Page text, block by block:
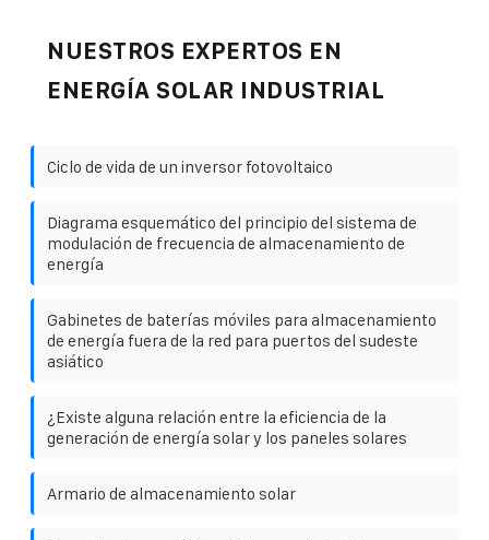
NUESTROS EXPERTOS EN
ENERGÍA SOLAR INDUSTRIAL
Ciclo de vida de un inversor fotovoltaico
Diagrama esquemático del principio del sistema de
modulación de frecuencia de almacenamiento de
energía
Gabinetes de baterías móviles para almacenamiento
de energía fuera de la red para puertos del sudeste
asiático
¿Existe alguna relación entre la eficiencia de la
generación de energía solar y los paneles solares
Armario de almacenamiento solar